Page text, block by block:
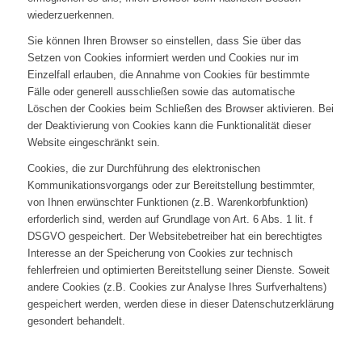
wiederzuerkennen.
Sie können Ihren Browser so einstellen, dass Sie über das
Setzen von Cookies informiert werden und Cookies nur im
Einzelfall erlauben, die Annahme von Cookies für bestimmte
Fälle oder generell ausschließen sowie das automatische
Löschen der Cookies beim Schließen des Browser aktivieren. Bei
der Deaktivierung von Cookies kann die Funktionalität dieser
Website eingeschränkt sein.
Cookies, die zur Durchführung des elektronischen
Kommunikationsvorgangs oder zur Bereitstellung bestimmter,
von Ihnen erwünschter Funktionen (z.B. Warenkorbfunktion)
erforderlich sind, werden auf Grundlage von Art. 6 Abs. 1 lit. f
DSGVO gespeichert. Der Websitebetreiber hat ein berechtigtes
Interesse an der Speicherung von Cookies zur technisch
fehlerfreien und optimierten Bereitstellung seiner Dienste. Soweit
andere Cookies (z.B. Cookies zur Analyse Ihres Surfverhaltens)
gespeichert werden, werden diese in dieser Datenschutzerklärung
gesondert behandelt.